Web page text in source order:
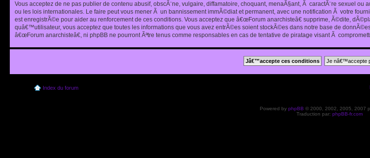
Vous acceptez de ne pas publier de contenu abusif, obscÃ¨ne, vulgaire, diffamatoire, choquant, menaÃ§ant, Ã caractÃ¨re sexuel
ou les lois internationales. Le faire peut vous mener Ã un bannissement immÃ©diat et permanent, avec une notification Ã votre
est enregistrÃ©e pour aider au renforcement de ces conditions. Vous acceptez que â€œForum anarchisteâ€ supprime, Ã©dite,
quâ€™utilisateur, vous acceptez que toutes les informations que vous avez entrÃ©es soient stockÃ©es dans notre base de
â€œForum anarchisteâ€, ni phpBB ne pourront Ãªtre tenus comme responsables en cas de tentative de piratage visant Ã
Index du forum
Powered by phpBB © 2000, 2002, 2005, 2007
Traduction par: phpBB-fr.com